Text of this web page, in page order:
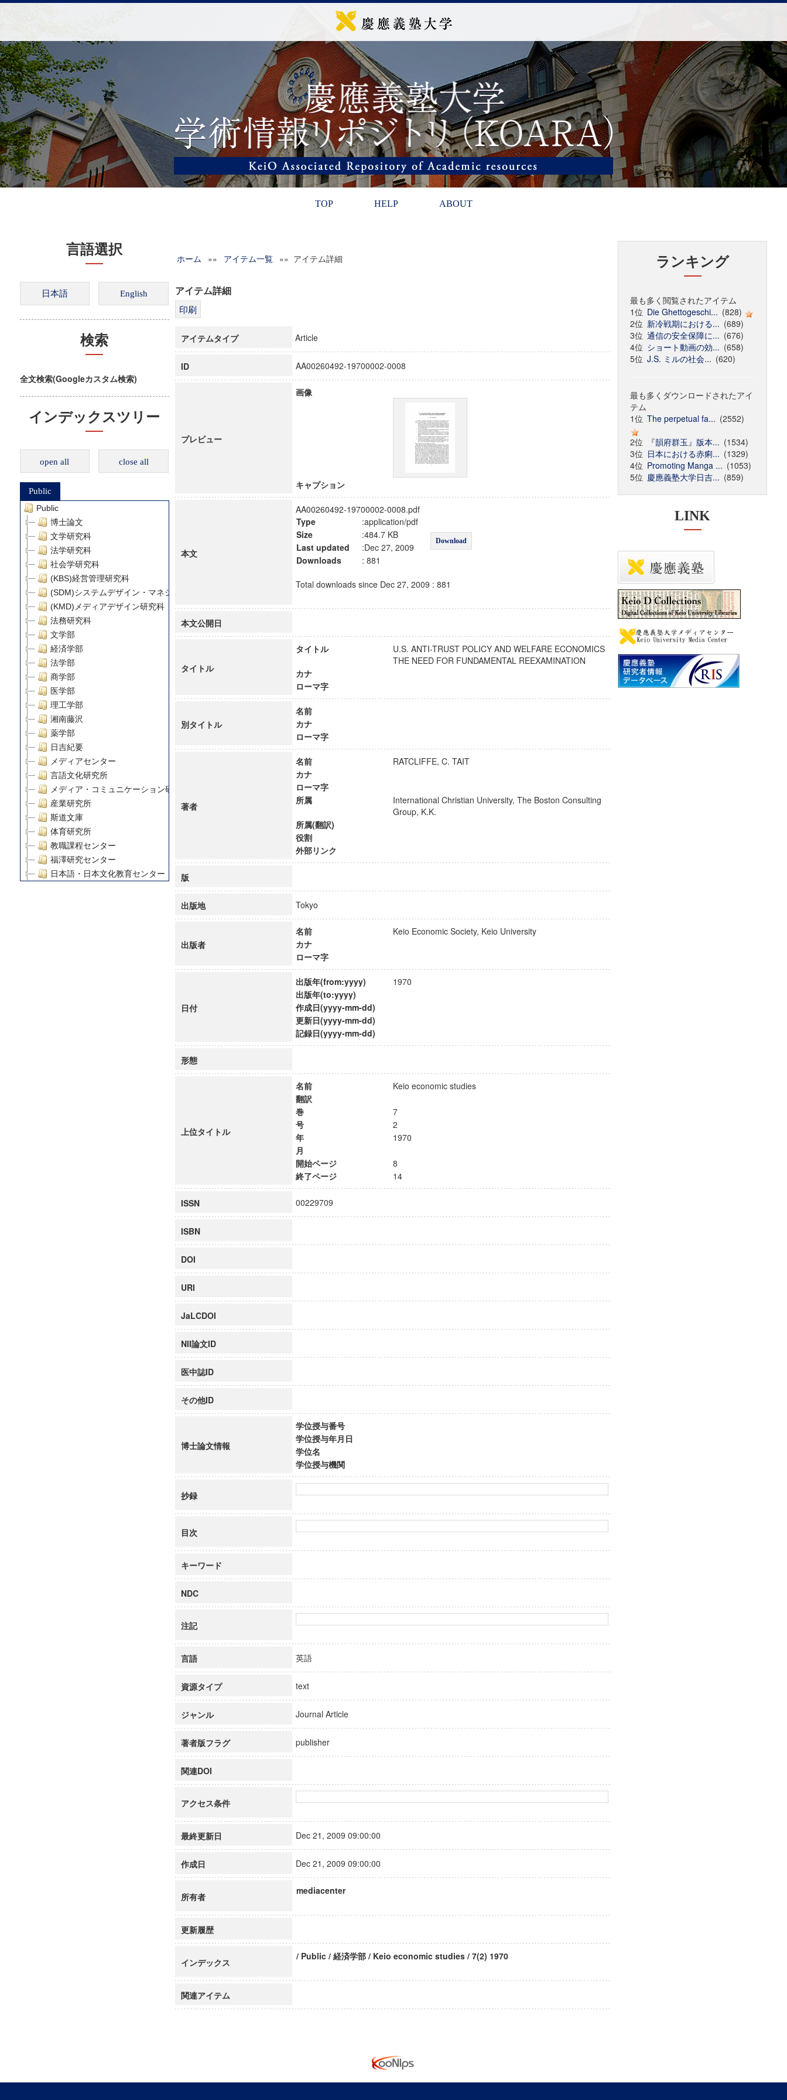
TOP HELP ABOUT
言語選択
検索
全文検索(Googleカスタム検索)
インデックスツリー
open all close all
Public
Public
博士論文
文学研究科
法学研究科
社会学研究科
(KBS)経営管理研究科
(SDM)システムデザイン・マネジメント研究科
(KMD)メディアデザイン研究科
法務研究科
文学部
経済学部
法学部
商学部
医学部
理工学部
湘南藤沢
薬学部
日吉紀要
メディアセンター
言語文化研究所
メディア・コミュニケーション研究所
産業研究所
斯道文庫
体育研究所
教職課程センター
福澤研究センター
日本語・日本文化教育センター
慶應義塾大学グローバルCOEプログラム市民社会ガバナンス教育研究センター
慶應義塾大学グローバルCOEプログラム論理と感性の先端的教育研究拠点
博士課程教育リーディングプログラム「超成熟社会発展のサイエンス」
ホーム »» アイテム一覧 »» アイテム詳細
アイテム詳細
アイテムタイプ Article
ID AA00260492-19700002-0008
プレビュー
画像
キャプション
本文
AA00260492-19700002-0008.pdf
Type
:application/pdf
Download
Size
:484.7 KB
Last updated
:Dec 27, 2009
Downloads
: 881
Total downloads since Dec 27, 2009 : 881
本文公開日
タイトル
タイトル
U.S. ANTI-TRUST POLICY AND WELFARE ECONOMICS
THE NEED FOR FUNDAMENTAL REEXAMINATION
カナ
ローマ字
別タイトル
名前
カナ
ローマ字
著者
名前
RATCLIFFE, C. TAIT
カナ
ローマ字
所属
International Christian University, The Boston Consulting
Group, K.K.
所属(翻訳)
役割
外部リンク
版
出版地 Tokyo
出版者
名前
Keio Economic Society, Keio University
カナ
ローマ字
日付
出版年(from:yyyy)
1970
出版年(to:yyyy)
作成日(yyyy-mm-dd)
更新日(yyyy-mm-dd)
記録日(yyyy-mm-dd)
形態
上位タイトル
名前
Keio economic studies
翻訳
巻
7
号
2
年
1970
月
開始ページ
8
終了ページ
14
ISSN 00229709
ISBN
DOI
URI
JaLCDOI
NII論文ID
医中誌ID
その他ID
博士論文情報
学位授与番号
学位授与年月日
学位名
学位授与機関
抄録
目次
キーワード
NDC
注記
言語 英語
資源タイプ text
ジャンル Journal Article
著者版フラグ publisher
関連DOI
アクセス条件
最終更新日 Dec 21, 2009 09:00:00
作成日 Dec 21, 2009 09:00:00
所有者
mediacenter
更新履歴
インデックス
/ Public / 経済学部 / Keio economic studies / 7(2) 1970
関連アイテム
ランキング
最も多く閲覧されたアイテム
1位 Die Ghettogeschi... (828)
2位 新冷戦期における... (689)
3位 通信の安全保障に... (676)
4位 ショート動画の効... (658)
5位 J.S. ミルの社会... (620)
最も多くダウンロードされたアイ
テム
1位 The perpetual fa... (2552)
2位
『韻府群玉』版本... (1534)
3位 日本における赤痢... (1329)
4位 Promoting Manga ... (1053)
5位 慶應義塾大学日吉... (859)
LINK